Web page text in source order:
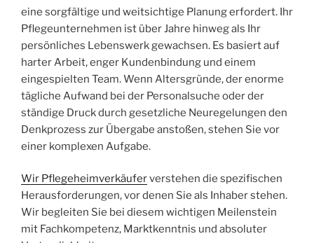
eine sorgfältige und weitsichtige Planung erfordert. Ihr
Pflegeunternehmen ist über Jahre hinweg als Ihr
persönliches Lebenswerk gewachsen. Es basiert auf
harter Arbeit, enger Kundenbindung und einem
eingespielten Team. Wenn Altersgründe, der enorme
tägliche Aufwand bei der Personalsuche oder der
ständige Druck durch gesetzliche Neuregelungen den
Denkprozess zur Übergabe anstoßen, stehen Sie vor
einer komplexen Aufgabe.
Wir Pflegeheimverkäuferverstehen die spezifischen
Herausforderungen, vor denen Sie als Inhaber stehen.
Wir begleiten Sie bei diesem wichtigen Meilenstein
mit Fachkompetenz, Marktkenntnis und absoluter